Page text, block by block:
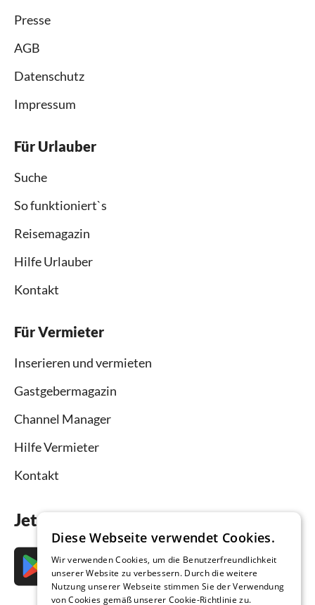
Presse
AGB
Datenschutz
Impressum
Für Urlauber
Suche
So funktioniert`s
Reisemagazin
Hilfe Urlauber
Kontakt
Für Vermieter
Inserieren und vermieten
Gastgebermagazin
Channel Manager
Hilfe Vermieter
Kontakt
Jetzt die App downloaden
Diese Webseite verwendet Cookies.
Wir verwenden Cookies, um die Benutzerfreundlichkeit
unserer Website zu verbessern. Durch die weitere
Nutzung unserer Webseite stimmen Sie der Verwendung
von Cookies gemäß unserer Cookie-Richtlinie zu.